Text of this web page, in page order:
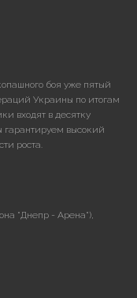
боя уже пятый
Украины по итогам
входят в десятку
гарантируем высокий
роста.
"Днепр - Арена"),